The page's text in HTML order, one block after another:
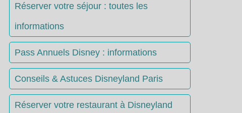
Réserver votre séjour : toutes les
informations
Pass Annuels Disney : informations
Conseils & Astuces Disneyland Paris
Réserver votre restaurant à Disneyland